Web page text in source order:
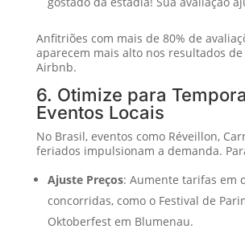
Anfitriões com mais de 80% de
aparecem mais alto nos resultados
Airbnb.
6. Otimize para
Eventos Locais
No Brasil, eventos como Réveillon,
feriados impulsionam a demanda.
Ajuste Preços: Aumente tarifas em
concorridas, como o Festival de
Oktoberfest em Blumenau.